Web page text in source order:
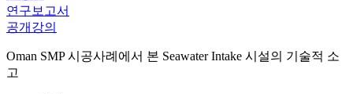
연구보고서
공개강의
Oman SMP 시공사례에서 본 Seawater Intake 시설의 기술적 소
고